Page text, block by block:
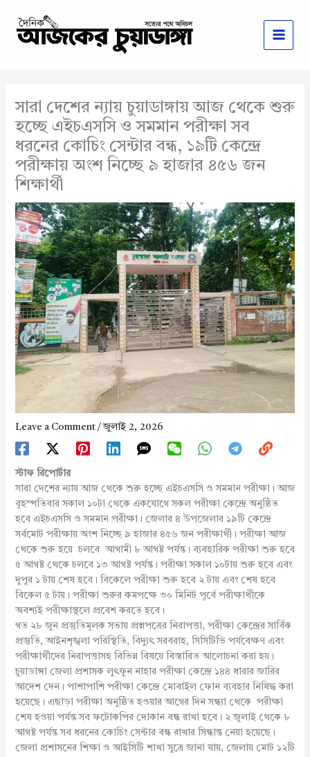
content
সারা দেশের ন্যায় চুয়াডাঙ্গায় আজ থেকে শুরু
হচ্ছে এইচএসসি ও সমমান পরীক্ষা সব
ধরনের কোচিং সেন্টার বন্ধ, ১৯টি কেন্দ্রে
পরীক্ষায় অংশ নিচ্ছে ৯ হাজার ৪৫৬ জন
শিক্ষার্থী
Leave a Comment /জুলাই 2, 2026
স্টাফ রিপোর্টার
সারা দেশের ন্যায় আজ থেকে শুরু হচ্ছে এইচএসসি ও সমমান পরীক্ষা। আজ
বৃহস্পতিবার সকাল ১০টা থেকে একযোগে সকল পরীক্ষা কেন্দ্রে অনুষ্ঠিত
হবে এইচএসসি ও সমমান পরীক্ষা। জেলার ৪ উপজেলার ১৯টি কেন্দ্রে
সর্বমোট পরীক্ষায় অংশ নিচ্ছে ৯ হাজার ৪৫৬ জন পরীক্ষার্থী। পরীক্ষা আজ
থেকে শুরু হয়ে চলবে আগামী ৮ আগষ্ট পর্যন্ত। ব্যবহারিক পরীক্ষা শুরু হবে
৫ আগষ্ট থেকে চলবে ১৩ আগষ্ট পর্যন্ত। পরীক্ষা সকাল ১০টায় শুরু হবে এবং
দুপুর ১ টায় শেষ হবে। বিকেলে পরীক্ষা শুরু হবে ২ টায় এবং শেষ হবে
বিকেল ৫ টায়। পরীক্ষা শুরুর কমপক্ষে ৩০ মিনিট পূর্বে পরীক্ষার্থীকে
অবশ্যই পরীক্ষাস্থলে প্রবেশ করতে হবে।
গত ২৮ জুন প্রস্তুতিমূলক সভায় প্রশ্নপত্রের নিরাপত্তা, পরীক্ষা কেন্দ্রের সার্বিক
প্রস্তুতি, আইনশৃঙ্খলা পরিস্থিতি, বিদ্যুৎ সরবরাহ, সিসিটিভি পর্যবেক্ষণ এবং
পরীক্ষার্থীদের নিরাপত্তাসহ বিভিন্ন বিষয়ে বিস্তারিত আলোচনা করা হয়।
চুয়াডাঙ্গা জেলা প্রশাসক লুৎফুন নাহার পরীক্ষা কেন্দ্রে ১৪৪ ধারার জারির
আদেশ দেন। পাশাপাশি পরীক্ষা কেন্দ্রে মোবাইল ফোন ব্যবহার নিষিদ্ধ করা
হয়েছে। এছাড়া পরীক্ষা অনুষ্ঠিত হওয়ার আগের দিন সন্ধ্যা থেকে পরীক্ষা
শেষ হওয়া পর্যন্ত সব ফটোকপির দোকান বন্ধ রাখা হবে। ২ জুলাই থেকে ৮
আগষ্ট পর্যন্ত সব ধরনের কোচিং সেন্টার বন্ধ রাখার সিন্ধান্ত নেয়া হয়েছে।
জেলা প্রশাসনের শিক্ষা ও আইসিটি শাখা সুত্রে জানা যায়, জেলায় মোট ১২টি